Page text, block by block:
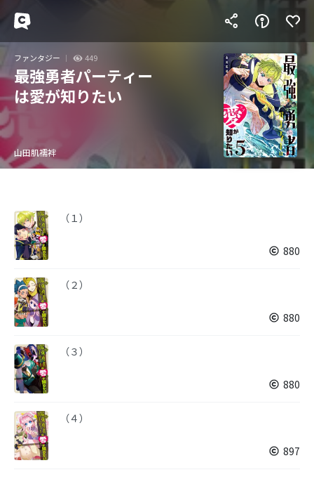
ファンタジー 449
最強勇者パーティー
は愛が知りたい
山田肌襦袢
（１）
880
（２）
880
（３）
880
（４）
897